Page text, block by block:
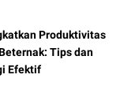
Produktivitas
Tips dan
Efektif